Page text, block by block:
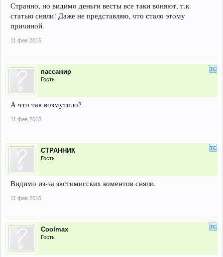
Странно, но видимо деньги весты все таки воняют, т.к.
статью сняли! Даже не представляю, что стало этому
причиной.
11 фев 2015
пассажир
Гость
А что так возмутило?
11 фев 2015
СТРАННИК
Гость
Видимо из-за экстимисских коментов сняли.
11 фев 2015
Coolmax
Гость